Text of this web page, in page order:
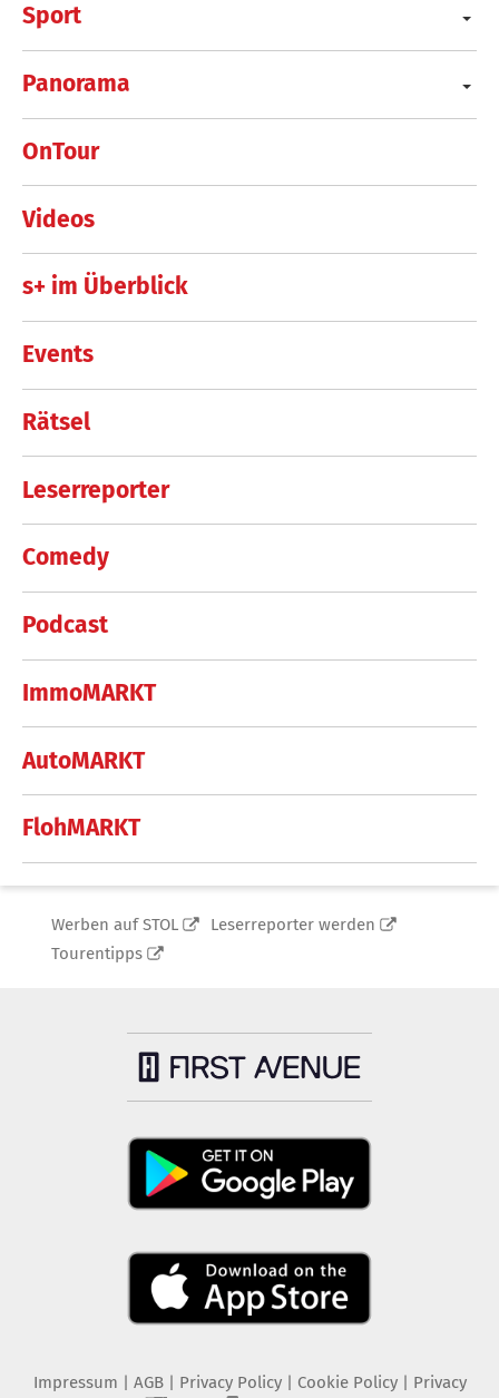
Sport
Panorama
OnTour
Videos
s+ im Überblick
Events
Rätsel
Leserreporter
Comedy
Podcast
ImmoMARKT
AutoMARKT
FlohMARKT
Werben auf STOL
Leserreporter werden
Tourentipps
Impressum | AGB | Privacy Policy| Cookie Policy| Privacy